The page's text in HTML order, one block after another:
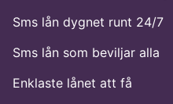
Sms lån dygnet runt 24/7
Sms lån som beviljar alla
Enklaste lånet att få